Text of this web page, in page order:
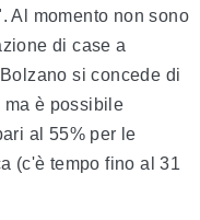
Al momento non sono
di case a
si concede di
ma è possibile
al 55% per le
(c'è tempo fino al 31